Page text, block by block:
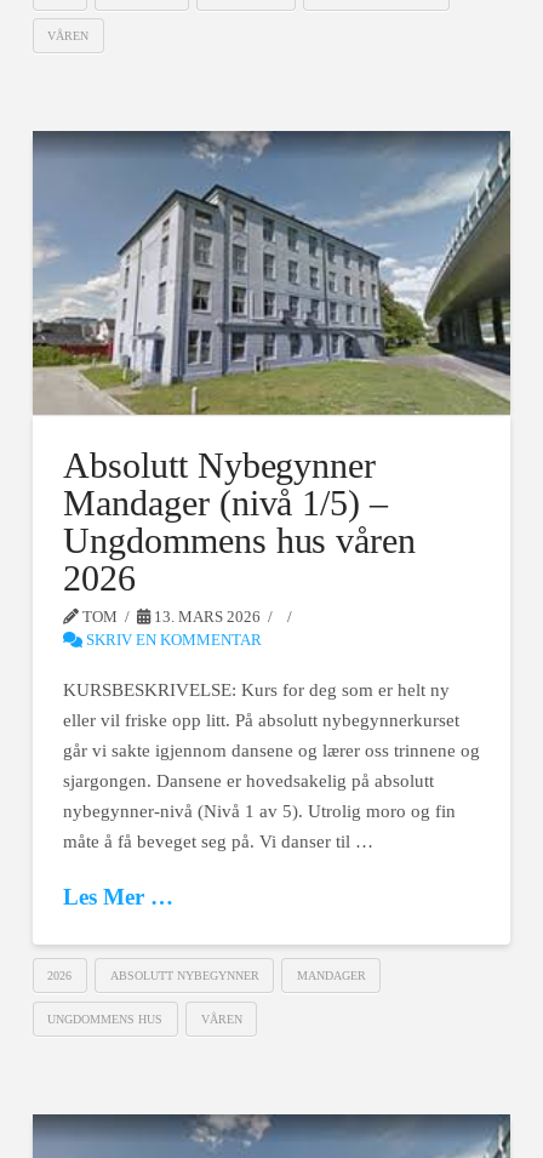
VÅREN
Absolutt Nybegynner
Mandager (nivå 1/5) –
Ungdommens hus våren
2026
TOM
13. MARS 2026
SKRIV EN KOMMENTAR
KURSBESKRIVELSE: Kurs for deg som er helt ny
eller vil friske opp litt. På absolutt nybegynnerkurset
går vi sakte igjennom dansene og lærer oss trinnene og
sjargongen. Dansene er hovedsakelig på absolutt
nybegynner-nivå (Nivå 1 av 5). Utrolig moro og fin
måte å få beveget seg på. Vi danser til …
Les Mer …
2026 ABSOLUTT NYBEGYNNER MANDAGER
UNGDOMMENS HUS VÅREN